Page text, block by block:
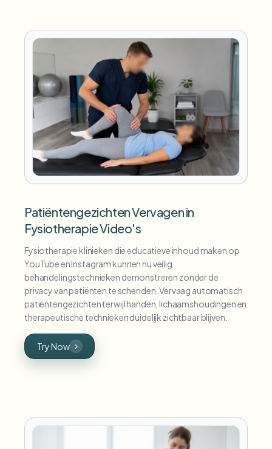
Patiëntengezichten Vervagen in
Fysiotherapie Video's
Fysiotherapie klinieken die educatieve inhoud maken op
YouTube en Instagram kunnen nu veilig
behandelingstechnieken demonstreren zonder de
privacy van patiënten te schenden. Vervaag automatisch
patiëntengezichten terwijl handen, lichaamshoudingen en
therapeutische technieken duidelijk zichtbaar blijven.
Try Now